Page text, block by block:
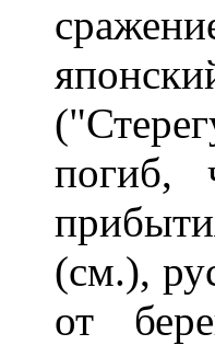
погиб,
(см.),
от